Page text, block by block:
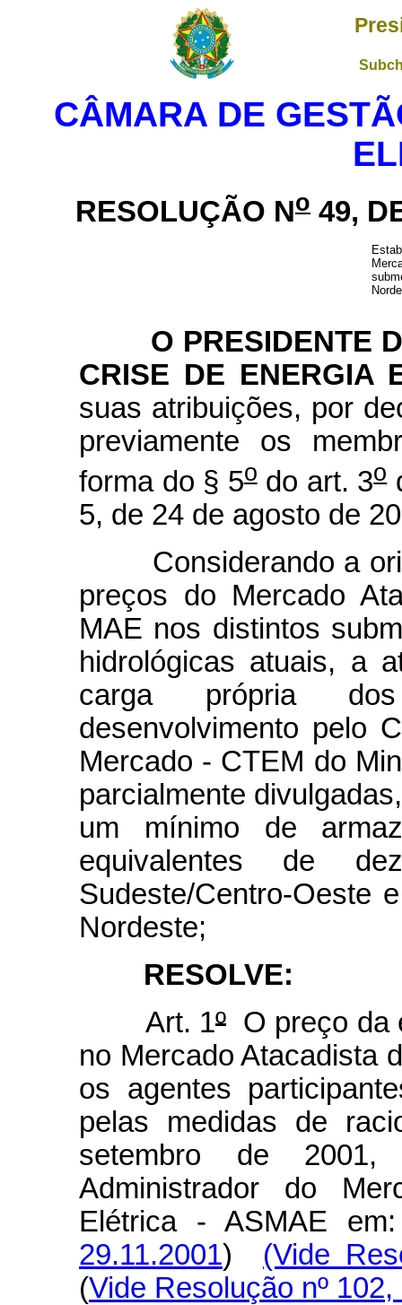
CÂMARA DE
RESOLUÇÃO No 49,
O PRESIDENTE
CRISE DE ENERGIA
suas atribuições, por
previamente os
forma do § 5odo art. 3o
5, de 24 de agosto de
Considerando a
preços do Mercado
MAE nos distintos
hidrológicas atuais, a
carga própria
desenvolvimento pelo
Mercado - CTEM do
parcialmente
um mínimo de
equivalentes de
Sudeste/Centro-Oeste
Nordeste;
RESOLVE:
Art. 1º O preço da
no Mercado Atacadista
os agentes
pelas medidas de
setembro de
Administrador do
Elétrica - ASMAE
29.11.2001) (Vide
(Vide Resolução nº